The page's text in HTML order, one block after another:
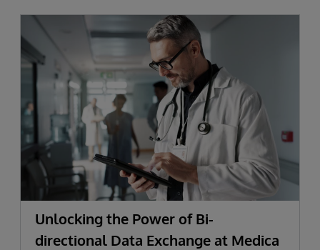
Unlocking the Power of Bi-
directional Data Exchange at Medica